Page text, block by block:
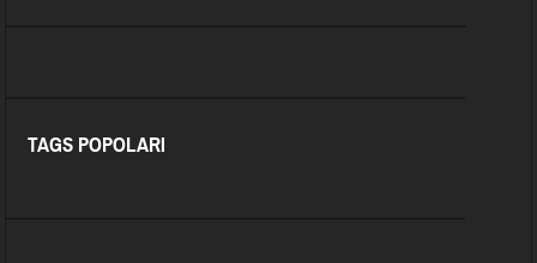
TAGS POPOLARI